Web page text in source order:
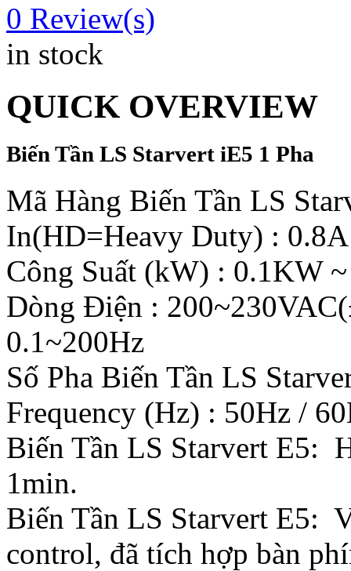
0 Review(s)
in stock
QUICK OVERVIEW
Biến Tần LS Starvert iE5 1 Pha
Mã Hàng Biến Tần LS
In(HD=Heavy Duty) :
Công Suất (kW) : 0.1KW
Dòng Điện :
0.1~200Hz
Số Pha Biến Tần LS
Frequency (Hz) : 50Hz /
Biến Tần LS Starvert E5:
1min.
Biến Tần LS Starvert E5:
control, đã tích hợp bàn